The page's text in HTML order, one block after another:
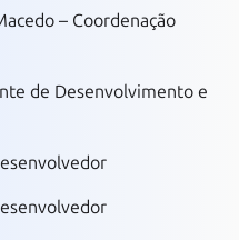
– Coordenação
de Desenvolvimento e